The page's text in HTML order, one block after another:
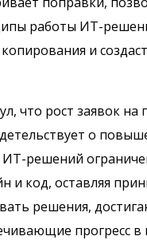
работы ИТ-
и
что рост заявок на
о
решений
код, оставляя
решения,
прогресс